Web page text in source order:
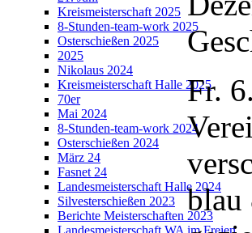
Kreismeisterschaft 2025
8-Stunden-team-work 2025
Osterschießen 2025
2025
Nikolaus 2024
Kreismeisterschaft Halle 2025
70er
Mai 2024
8-Stunden-team-work 2024
Osterschießen 2024
März 24
Fasnet 24
Landesmeisterschaft Halle 2024
Silvesterschießen 2023
Berichte Meisterschaften 2023
Landesmeisterschaft WA im Freien
Fr.
blau